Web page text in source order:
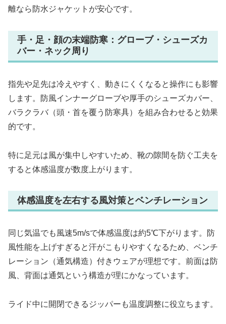
離なら防水ジャケットが安心です。
手・足・顔の末端防寒：グローブ・シューズカ
バー・ネック周り
指先や足先は冷えやすく、動きにくくなると操作にも影響
します。防風インナーグローブや厚手のシューズカバー、
バラクラバ（頭・首を覆う防寒具）を組み合わせると効果
的です。
特に足元は風が集中しやすいため、靴の隙間を防ぐ工夫を
すると体感温度が数度上がります。
体感温度を左右する風対策とベンチレーション
同じ気温でも風速5m/sで体感温度は約5℃下がります。防
風性能を上げすぎると汗がこもりやすくなるため、ベンチ
レーション（通気構造）付きウェアが理想です。前面は防
風、背面は通気という構造が理にかなっています。
ライド中に開閉できるジッパーも温度調整に役立ちます。